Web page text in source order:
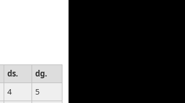
ds. dg.
4
5